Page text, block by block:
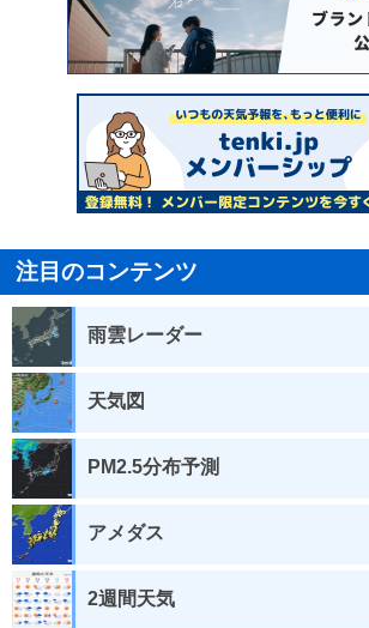
注目のコンテンツ
雨雲レーダー
天気図
PM2.5分布予測
アメダス
2週間天気